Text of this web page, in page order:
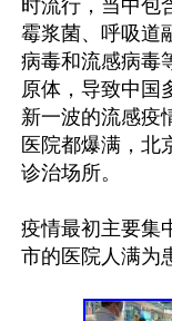
时流行，当中包
霉浆菌、呼吸道
病毒和流感病毒
原体，导致中国
新一波的流感疫
医院都爆满，北
诊治场所。
疫情最初主要集
市的医院人满为